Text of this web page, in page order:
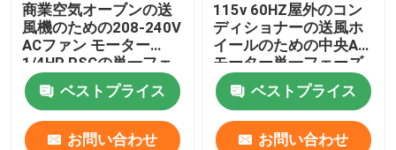
商業空気オーブンの送
風機のための208-240V
ACファン モーター
1/4HP PSCの単一フェ
ーズ
ベストプライス
お問い合わせ
115v 60HZ屋外のコン
ディショナーの送風ホ
イールのための中央AC
モーター単一フェーズ
1/10HP
ベストプライス
お問い合わせ